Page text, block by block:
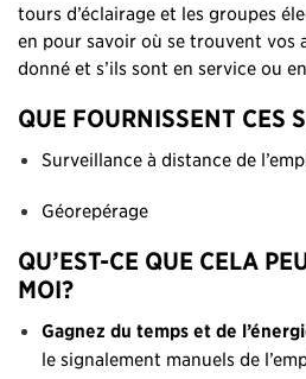
tours d’éclairage et les groupes
en pour savoir où se trouvent vos
donné et s’ils sont en service ou
QUE FOURNISSENT CES
Surveillance à distance de
Géorepérage
QU’EST-CE QUE CELA
MOI?
Gagnez du temps et de
le signalement manuels de